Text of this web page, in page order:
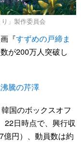
」製作委員会
『すずめの戸締ま
が200万人突破し
騰の芹澤
国のボックスオフ
22日時点で、興行収
億円）、動員数は約